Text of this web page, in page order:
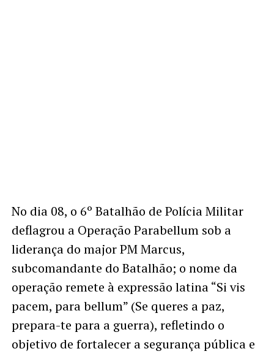
No dia 08, o 6º Batalhão de Polícia Militar
deflagrou a Operação Parabellum sob a
liderança do major PM Marcus,
subcomandante do Batalhão; o nome da
operação remete à expressão latina “Si vis
pacem, para bellum” (Se queres a paz,
prepara-te para a guerra), refletindo o
objetivo de fortalecer a segurança pública e